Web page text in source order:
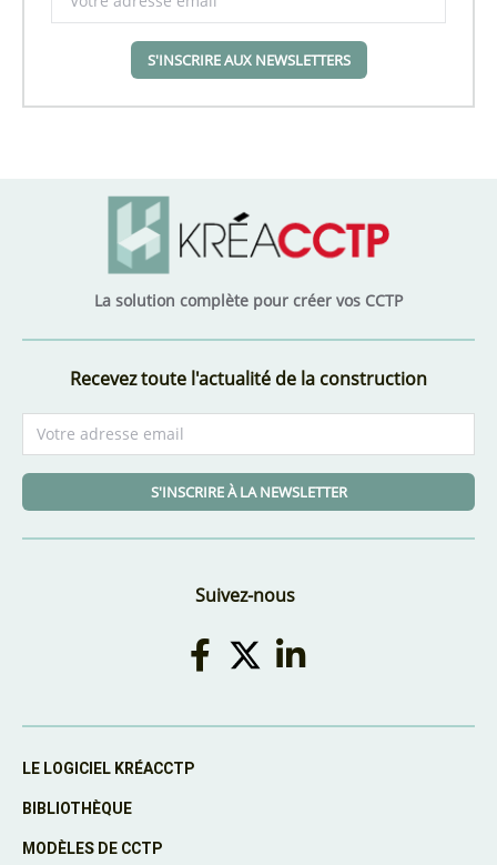
S'INSCRIRE AUX NEWSLETTERS
La solution complète pour créer vos CCTP
Recevez toute l'actualité de la construction
S'INSCRIRE À LA NEWSLETTER
Suivez-nous
LE LOGICIEL KRÉACCTP
BIBLIOTHÈQUE
MODÈLES DE CCTP